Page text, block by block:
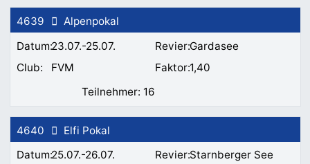
4639
23.07.-25.07.
Alpenpokal
Gardasee
FVM
1,40
16
4640
25.07.-26.07.
Elfi Pokal
Starnberger See